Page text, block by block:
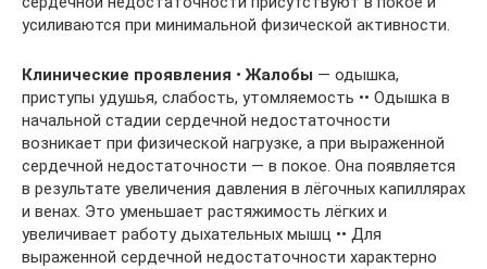
усиливаются при минимальной физической активности.
Клинические проявления • Жалобы — одышка,
приступы удушья, слабость, утомляемость •• Одышка в
начальной стадии сердечной недостаточности
возникает при физической нагрузке, а при выраженной
сердечной недостаточности — в покое. Она появляется
в результате увеличения давления в лёгочных капиллярах
и венах. Это уменьшает растяжимость лёгких и
увеличивает работу дыхательных мышц •• Для
выраженной сердечной недостаточности характерно